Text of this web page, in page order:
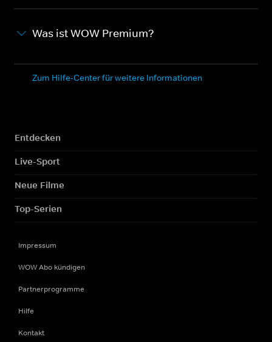
Was ist WOW Premium?
Zum Hilfe-Center für weitere Informationen
Entdecken
Live-Sport
Neue Filme
Top-Serien
Impressum
WOW Abo kündigen
Partnerprogramme
Hilfe
Kontakt